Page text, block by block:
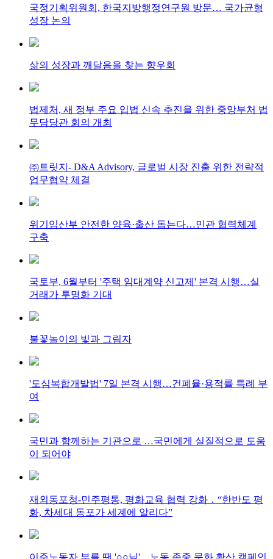
국정기획위원회, 한국지방행정연구원 방문… 국가균형
성장 논의
삶의 성장과 깨달음을 찾는 향우회
법제처, 새 정부 주요 입법 신속 추진을 위한 중앙부처 법
무담당관 회의 개최
㈜트릿지- D&A Advisory, 글로벌 시장 진출 위한 전략적
업무협약 체결
위기임산부 안전한 양육·출산 돕는다…민관 협력체계
구축
국토부, 6월부터 '주택 임대계약 신고제' 본격 시행…실
거래가 투명화 기대
불꽃놀이의 빛과 그림자
'도심복합개발법' 7일 본격 시행…건폐율·용적률 특례 부
여
국민과 함께하는 기관으로 …국민에게 실질적으로 도움
이 되어야
재외동포청-민주평통, 평화교육 협력 강화 ․ “한반도 평
화, 차세대 동포가 세계에 알리다”
이주노동자 부를 땐 '○○님'…노동 존중 문화 확산 캠페인